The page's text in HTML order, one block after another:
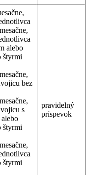
mesačne,
alebo
štyrmi
mesačne,
bez
mesačne,
s
štyrmi
mesačne,
štyrmi
pravidelný
príspevok